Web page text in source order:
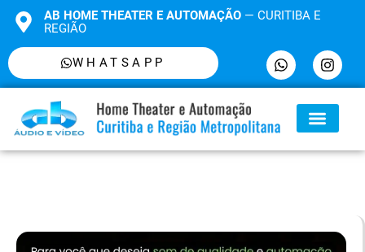
AB HOME THEATER E AUTOMAÇÃO— CURITIBA E
REGIÃO
WHATSAPP